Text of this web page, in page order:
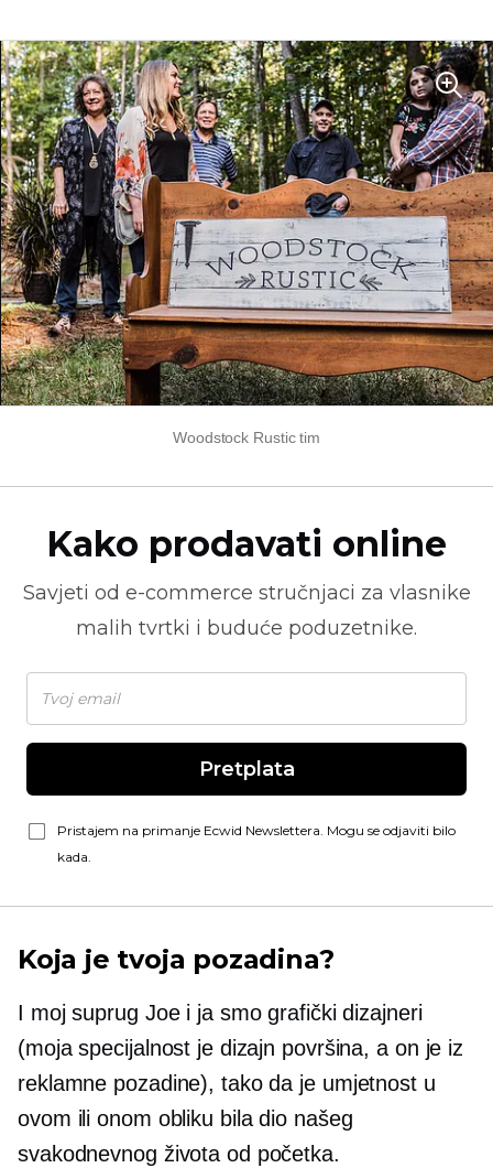
Woodstock Rustic tim
Kako prodavati online
Savjeti od e-commerce stručnjaci za vlasnike
malih tvrtki i buduće poduzetnike.
Pretplata
Pristajem na primanje Ecwid Newslettera. Mogu se odjaviti bilo
kada.
Koja je tvoja pozadina?
I moj suprug Joe i ja smo grafički dizajneri
(moja specijalnost je dizajn površina, a on je iz
reklamne pozadine), tako da je umjetnost u
ovom ili onom obliku bila dio našeg
svakodnevnog života od početka.